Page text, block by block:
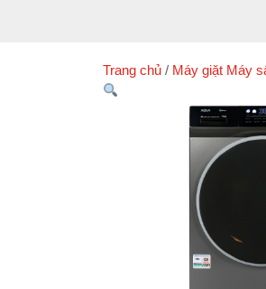
Trang chủ / Máy giặt Máy